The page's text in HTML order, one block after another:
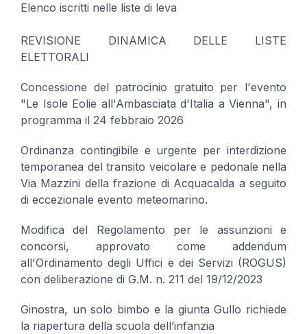
Elenco iscritti nelle liste di leva
REVISIONE DINAMICA DELLE LISTE
ELETTORALI
Concessione del patrocinio gratuito per l'evento
"Le Isole Eolie all'Ambasciata d'Italia a Vienna", in
programma il 24 febbraio 2026
Ordinanza contingibile e urgente per interdizione
temporanea del transito veicolare e pedonale nella
Via Mazzini della frazione di Acquacalda a seguito
di eccezionale evento meteomarino.
Modifica del Regolamento per le assunzioni e
concorsi, approvato come addendum
all'Ordinamento degli Uffici e dei Servizi (ROGUS)
con deliberazione di G.M. n. 211 del 19/12/2023
Ginostra, un solo bimbo e la giunta Gullo richiede
la riapertura della scuola dell’infanzia